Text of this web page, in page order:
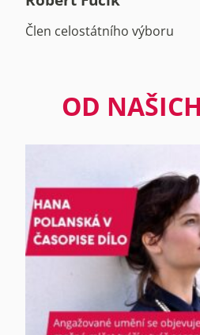
Člen celostátního výboru
OD